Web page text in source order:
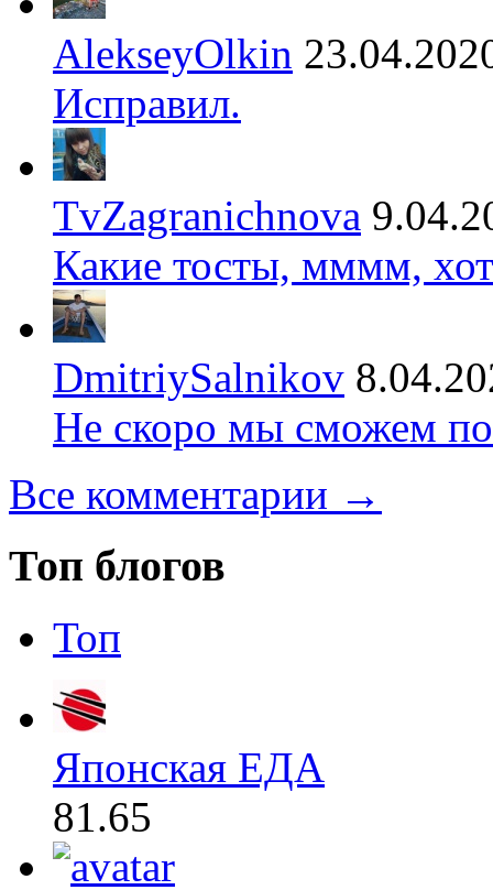
AlekseyOlkin
Исправил.
TvZagranichnova
Какие тосты, мммм,
DmitriySalnikov
Не скоро мы сможем
Все комментарии →
Топ блогов
Топ
Японская ЕДА
81.65